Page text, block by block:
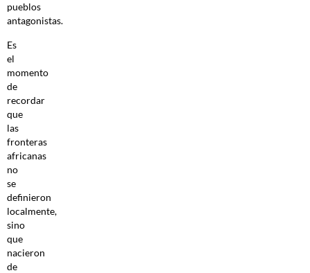
pueblos
antagonistas.
Es
el
momento
de
recordar
que
las
fronteras
africanas
no
se
definieron
localmente,
sino
que
nacieron
de